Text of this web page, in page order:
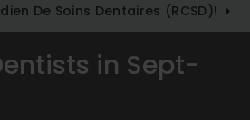
De Soins Dentaires (RCSD)!
in Sept-